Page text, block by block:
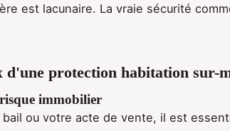
est lacunaire. La vraie sécurité
d'une protection habitation sur-
immobilier
ou votre acte de vente, il est